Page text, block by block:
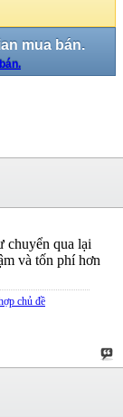
mua bán.
chuyển qua lại
và tốn phí hơn
chủ đề